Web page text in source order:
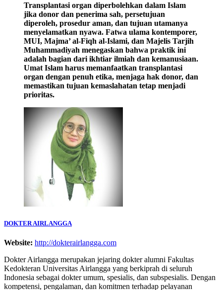
Transplantasi organ diperbolehkan dalam Islam
jika donor dan penerima sah, persetujuan
diperoleh, prosedur aman, dan tujuan utamanya
menyelamatkan nyawa. Fatwa ulama kontemporer,
MUI, Majma’ al-Fiqh al-Islami, dan Majelis Tarjih
Muhammadiyah menegaskan bahwa praktik ini
adalah bagian dari ikhtiar ilmiah dan kemanusiaan.
Umat Islam harus memanfaatkan transplantasi
organ dengan penuh etika, menjaga hak donor, dan
memastikan tujuan kemaslahatan tetap menjadi
prioritas.
DOKTER AIRLANGGA
Website: http://dokterairlangga.com
Dokter Airlangga merupakan jejaring dokter alumni Fakultas
Kedokteran Universitas Airlangga yang berkiprah di seluruh
Indonesia sebagai dokter umum, spesialis, dan subspesialis. Dengan
kompetensi, pengalaman, dan komitmen terhadap pelayanan